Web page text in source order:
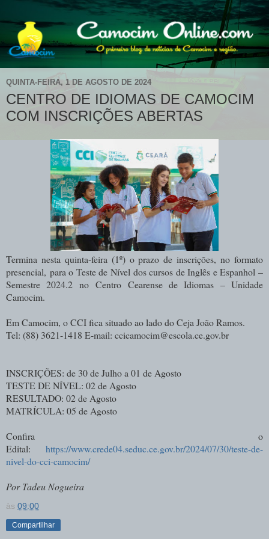
QUINTA-FEIRA, 1 DE AGOSTO DE 2024
CENTRO DE IDIOMAS DE CAMOCIM
COM INSCRIÇÕES ABERTAS
Termina nesta quinta-feira (1º) o prazo de inscrições, no formato
presencial, para o Teste de Nível dos cursos de Inglês e Espanhol –
Semestre 2024.2 noCentro Cearense de Idiomas – Unidade
Camocim.
Em Camocim, o CCI fica situado ao lado do Ceja João Ramos.
Tel: (88) 3621-1418 E-mail: ccicamocim@escola.ce.gov.br
INSCRIÇÕES: de 30 de Julho a 01 de Agosto
TESTE DE NÍVEL: 02 de Agosto
RESULTADO: 02 de Agosto
MATRÍCULA: 05 de Agosto
Confira o
Edital: https://www.crede04.seduc.ce.gov.br/2024/07/30/teste-de-
nivel-do-cci-camocim/
Por Tadeu Nogueira
às 09:00
Compartilhar